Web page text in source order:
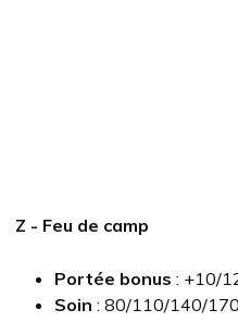
Z - Feu de camp
Portée bonus : +10/
Soin : 80/110/140/